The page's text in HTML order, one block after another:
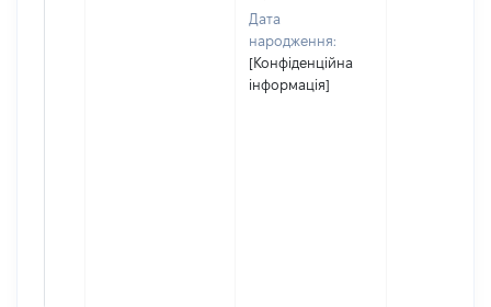
Дата
народження:
[Конфіденційна
інформація]